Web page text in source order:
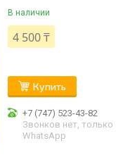
В наличии
4 500 ₸
Купить
+7 (747) 523-43-82
Звонков нет, только
WhatsApp